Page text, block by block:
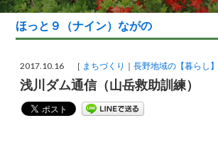
ほっと９（ナイン）ながの
2017.10.16 ［ まちづくり 長野地域の【暮らし】
浅川ダム通信（山岳救助訓練）